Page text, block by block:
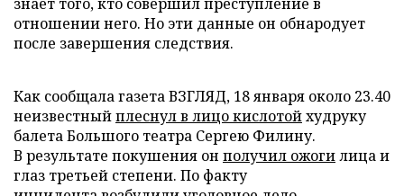
отношении него. Но эти данные он обнародует
после завершения следствия.
Как сообщала газета ВЗГЛЯД, 18 января около 23.40
неизвестныйплеснул в лицо кислотойхудруку
балета Большого театра Сергею Филину.
В результате покушения он получил ожогилица и
глаз третьей степени. По факту